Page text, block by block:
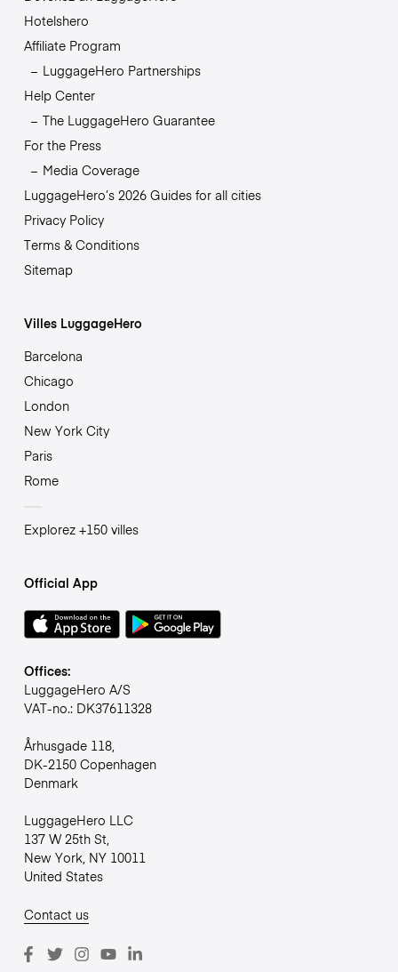
Hotelshero
Affiliate Program
LuggageHero Partnerships
Help Center
The LuggageHero Guarantee
For the Press
Media Coverage
LuggageHero’s 2026 Guides for all cities
Privacy Policy
Terms & Conditions
Sitemap
Villes LuggageHero
Barcelona
Chicago
London
New York City
Paris
Rome
Explorez +150 villes
Official App
Offices:
LuggageHero A/S
VAT-no.: DK37611328
Århusgade 118,
DK-2150 Copenhagen
Denmark
LuggageHero LLC
137 W 25th St,
New York, NY 10011
United States
Contact us